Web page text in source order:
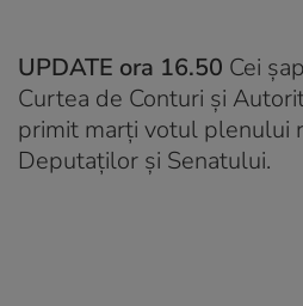
UPDATE ora 16.50 Cei
Curtea de Conturi şi
primit marţi votul plenului
Deputaţilor şi Senatului.